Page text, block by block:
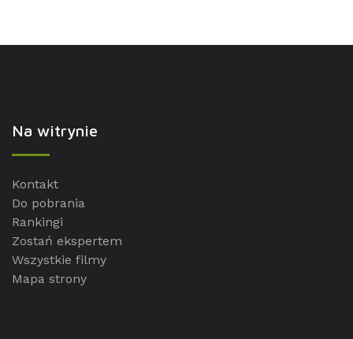
Na witrynie
Kontakt
Do pobrania
Rankingi
Zostań ekspertem
Wszystkie filmy
Mapa strony